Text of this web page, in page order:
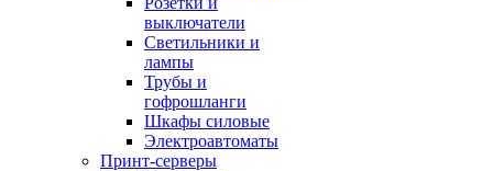
выключатели
Светильники и
лампы
Трубы и
гофрошланги
Шкафы силовые
Электроавтоматы
Принт-серверы